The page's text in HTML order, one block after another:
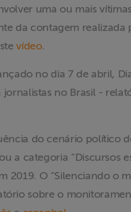
uma ou mais
da contagem realizada
vídeo.
no dia 7 de abril,
no Brasil -
do cenário político
a categoria “Discursos
2019. O “Silenciando o
sobre o